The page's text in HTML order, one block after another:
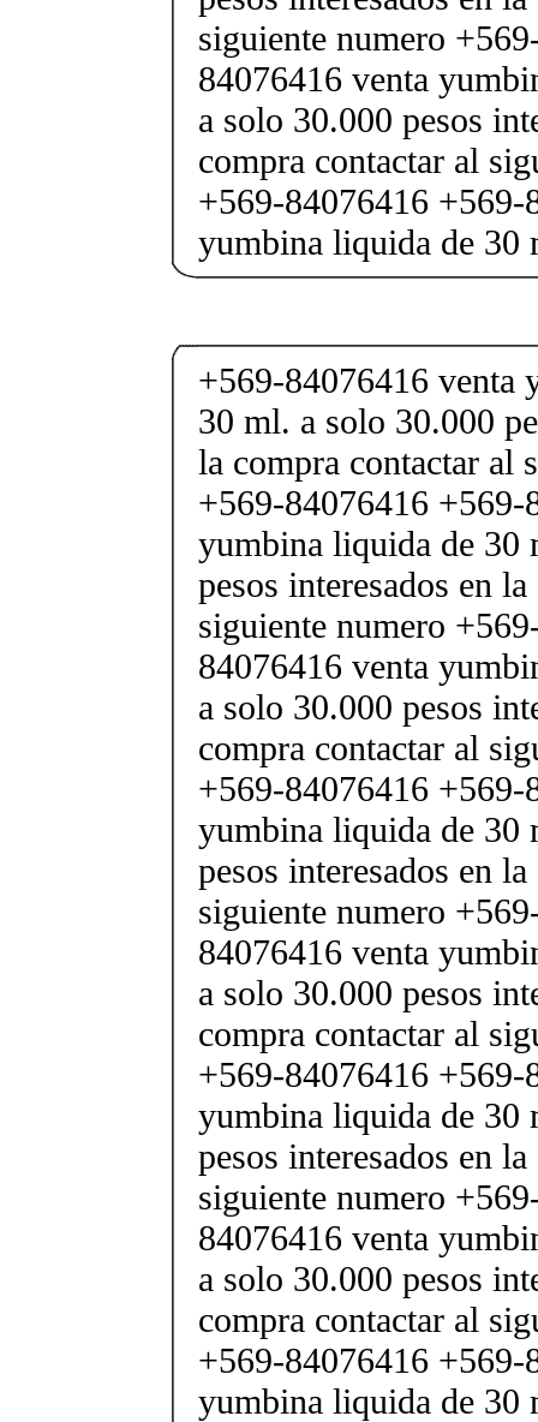
siguiente numero
84076416 venta
a solo 30.000 pesos
compra contactar al
+569-84076416 +569-
yumbina liquida de 30
+569-84076416 venta
30 ml. a solo 30.000
la compra contactar al
+569-84076416 +569-
yumbina liquida de 30
pesos interesados en
siguiente numero
84076416 venta
a solo 30.000 pesos
compra contactar al
+569-84076416 +569-
yumbina liquida de 30
pesos interesados en
siguiente numero
84076416 venta
a solo 30.000 pesos
compra contactar al
+569-84076416 +569-
yumbina liquida de 30
pesos interesados en
siguiente numero
84076416 venta
a solo 30.000 pesos
compra contactar al
+569-84076416 +569-
yumbina liquida de 30